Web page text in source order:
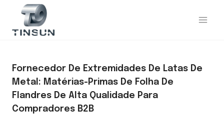
Fornecedor De Extremidades De Latas De
Metal: Matérias-Primas De Folha De
Flandres De Alta Qualidade Para
Compradores B2B